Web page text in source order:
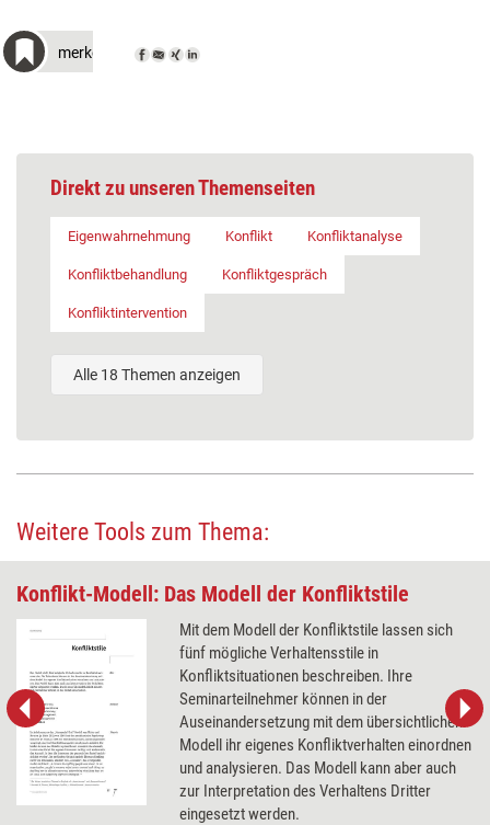
merken
Direkt zu unseren Themenseiten
Eigenwahrnehmung Konflikt Konfliktanalyse
Konfliktbehandlung Konfliktgespräch
Konfliktintervention
Alle 18 Themen anzeigen
Weitere Tools zum Thema:
Konflikt-Modell: Das Modell der Konfliktstile
Mit dem Modell der Konfliktstile lassen sich
fünf mögliche Verhaltensstile in
Konfliktsituationen beschreiben. Ihre
Seminarteilnehmer können in der
Auseinandersetzung mit dem übersichtlichen
Modell ihr eigenes Konfliktverhalten einordnen
und analysieren. Das Modell kann aber auch
zur Interpretation des Verhaltens Dritter
eingesetzt werden.